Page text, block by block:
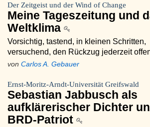
Der Zeitgeist und der Wind of Change
Meine Tageszeitung und
Weltklima
Vorsichtig, tastend, in kleinen Schritten,
versuchend, den Rückzug jederzeit
von Carlos A. Gebauer
Ernst-Moritz-Arndt-Universität Greifswald
Sebastian Jabbusch als
aufklärerischer Dichter
BRD-Patriot